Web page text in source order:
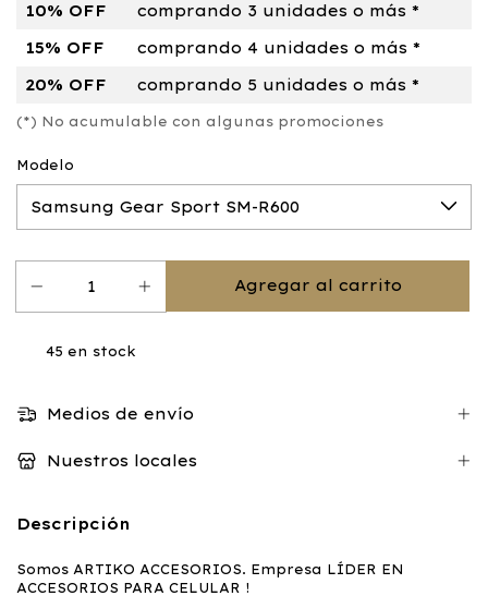
10% OFF
comprando 3 unidades o más *
15% OFF
comprando 4 unidades o más *
20% OFF
comprando 5 unidades o más *
(*) No acumulable con algunas promociones
Modelo
45 en stock
Medios de envío
Nuestros locales
Descripción
Somos ARTIKO ACCESORIOS. Empresa LÍDER EN
ACCESORIOS PARA CELULAR !